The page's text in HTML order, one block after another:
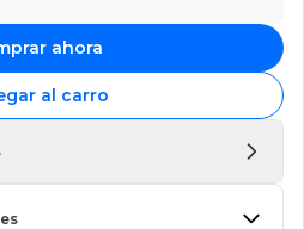
ahora
al carro